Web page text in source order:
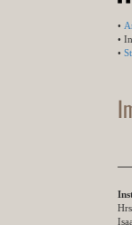
•
•
•